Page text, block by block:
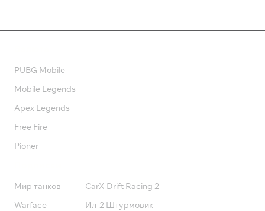
PUBG Mobile
Mobile Legends
Apex Legends
Free Fire
Pioner
Мир танков
Warface
CarX Drift Racing 2
Ил-2 Штурмовик